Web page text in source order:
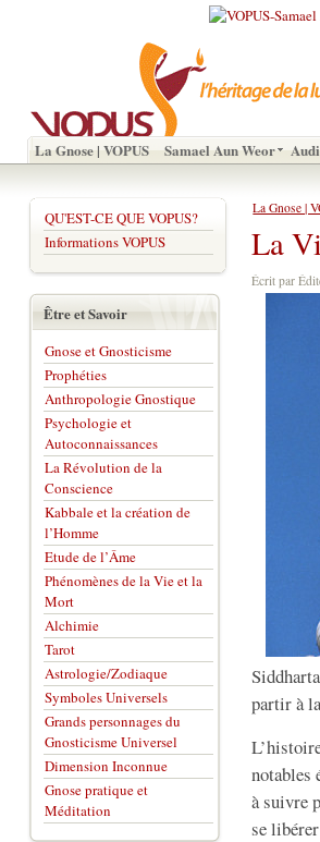
La Gnose | VOPUS Samael Aun Weor
La Gnose |
La
Écrit par
partir à
notables
à suivre
se
QU'EST-CE QUE VOPUS?
Informations VOPUS
Être et Savoir
Gnose et Gnosticisme
Prophéties
Anthropologie Gnostique
Psychologie et
Autoconnaissances
La Révolution de la
Conscience
Kabbale et la création de
l’Homme
Etude de l’Âme
Phénomènes de la Vie et la
Mort
Alchimie
Tarot
Astrologie/Zodiaque
Symboles Universels
Grands personnages du
Gnosticisme Universel
Dimension Inconnue
Gnose pratique et
Méditation